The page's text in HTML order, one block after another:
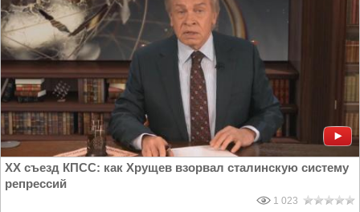
XX съезд КПСС: как Хрущев взорвал сталинскую систему
репрессий
1 023